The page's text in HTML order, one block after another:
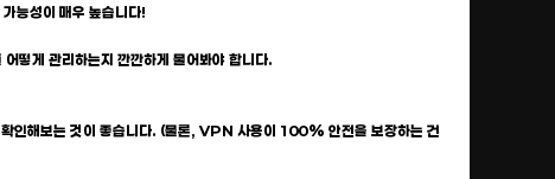
능성이 매우 높습니다!
떻게 관리하는지 깐깐하게 물어봐야 합니다.
인해보는 것이 좋습니다. (물론, VPN 사용이 100% 안전을 보장하는 건